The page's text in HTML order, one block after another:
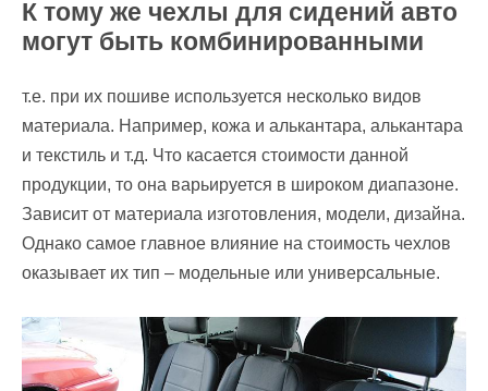
К тому же чехлы для сидений авто
могут быть комбинированными
т.е. при их пошиве используется несколько видов
материала. Например, кожа и алькантара, алькантара
и текстиль и т.д. Что касается стоимости данной
продукции, то она варьируется в широком диапазоне.
Зависит от материала изготовления, модели, дизайна.
Однако самое главное влияние на стоимость чехлов
оказывает их тип – модельные или универсальные.